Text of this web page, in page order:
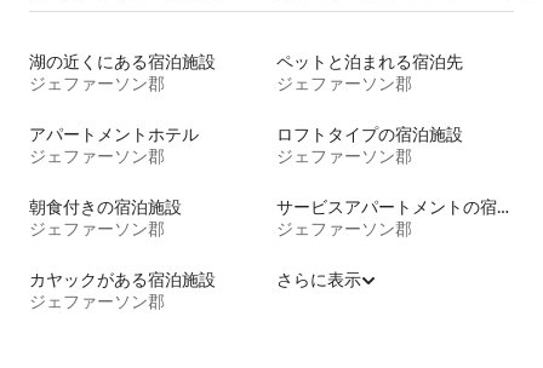
湖の近くにある宿泊施設
ジェファーソン郡
ペットと泊まれる宿泊先
ジェファーソン郡
アパートメントホテル
ジェファーソン郡
ロフトタイプの宿泊施設
ジェファーソン郡
朝食付きの宿泊施設
ジェファーソン郡
サービスアパートメントの宿泊施設
ジェファーソン郡
カヤックがある宿泊施設
ジェファーソン郡
さらに表示